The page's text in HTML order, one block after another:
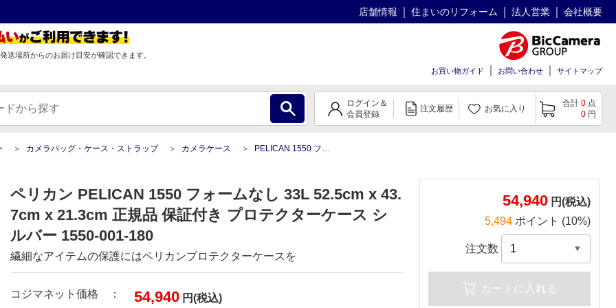
店舗情報 住まいのリフォーム 法人営業 会社概要
送場所からのお届け目安が確認できます。
お買い物ガイド
お問い合わせ サイトマップ
ログイン＆
会員登録
注文履歴 お気に入り
合計 0 点
0 円
カメラバッグ・ケース・ストラップ カメラケース PELICAN 1550 フォームなし 33L 52.5cm x 43.7cm x 21.3cm 正規品 保証付き プロテクターケース シルバー
ペリカン PELICAN 1550 フォームなし 33L 52.5cm x 43.
7cm x 21.3cm 正規品 保証付き プロテクターケース シ
ルバー 1550-001-180
繊細なアイテムの保護にはペリカンプロテクターケースを
コジマネット価格 ： 54,940 円(税込)
54,940 円(税込)
5,494 ポイント (10%)
注文数
カートに入れる